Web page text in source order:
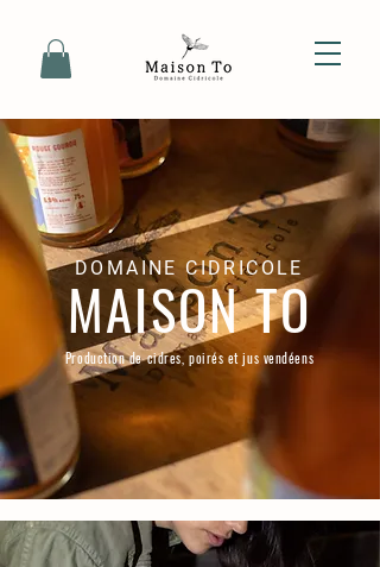
DOMAINE CIDRICOLE
MAISON TO
Production de cidres, poirés et jus vendéens